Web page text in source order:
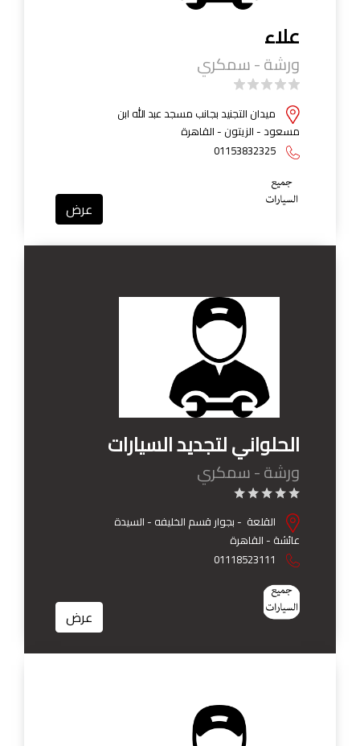
علاء
ورشة - سمكري
ميدان التجنيد بجانب مسجد عبد الله ابن
مسعود - الزيتون - القاهرة
01153832325
عرض
الحلواني لتجديد السيارات
ورشة - سمكري
القلعة - بجوار قسم الخليفه - السيدة
عائشة - القاهرة
01118523111
عرض